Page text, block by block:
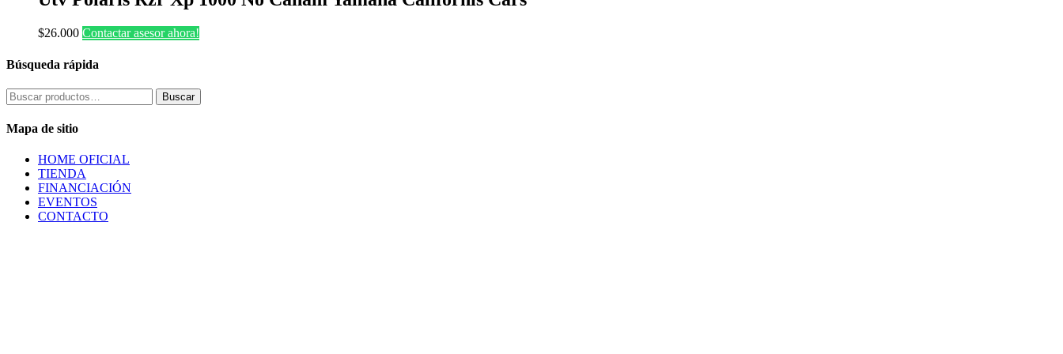
$26.000 Contactar asesor ahora!
Búsqueda rápida
Buscar
por:
Buscar
Mapa de sitio
HOME OFICIAL
TIENDA
FINANCIACIÓN
EVENTOS
CONTACTO